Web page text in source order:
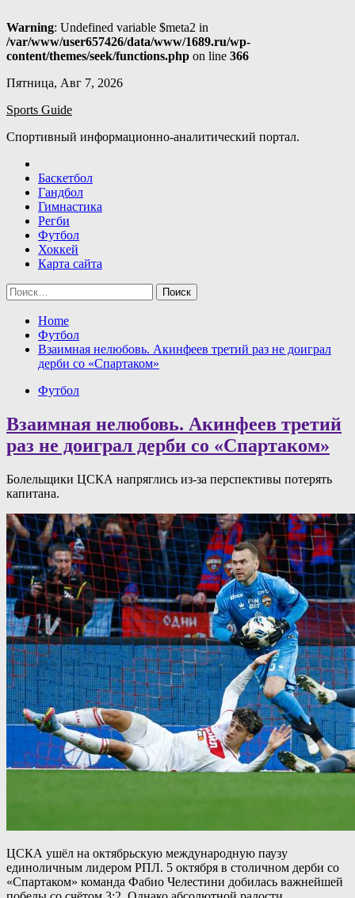
Warning: Undefined variable $meta2 in
/var/www/user657426/data/www/1689.ru/wp-
content/themes/seek/functions.php on line 366
Skip
content
Пятница, Авг 7, 2026
Sports Guide
Спортивный информационно-аналитический портал.
Баскетбол
Гандбол
Гимнастика
Регби
Футбол
Хоккей
Карта сайта
Найти:
Home
Футбол
Взаимная нелюбовь. Акинфеев третий раз не доиграл
дерби со «Спартаком»
Футбол
Взаимная нелюбовь. Акинфеев третий
раз не доиграл дерби со «Спартаком»
Болельщики ЦСКА напряглись из-за перспективы потерять
капитана.
ЦСКА ушёл на октябрьскую международную паузу
единоличным лидером РПЛ. 5 октября в столичном дерби со
«Спартаком» команда Фабио Челестини добилась важнейшей